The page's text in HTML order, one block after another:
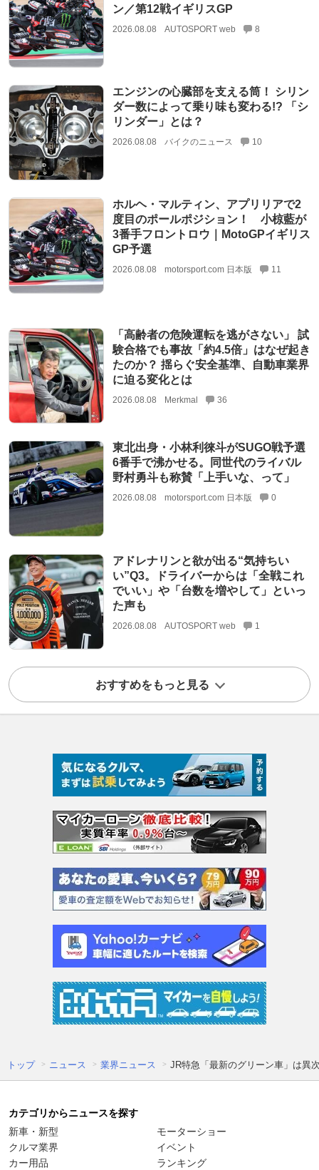
ン／第12戦イギリスGP
2026.08.08 AUTOSPORT web 8
エンジンの心臓部を支える筒！ シリン
ダー数によって乗り味も変わる!? 「シ
リンダー」とは？
2026.08.08 バイクのニュース 10
ホルヘ・マルティン、アプリリアで2
度目のポールポジション！ 小椋藍が
3番手フロントロウ｜MotoGPイギリス
GP予選
2026.08.08 motorsport.com 日本版 11
「高齢者の危険運転を逃がさない」 試
験合格でも事故「約4.5倍」はなぜ起き
たのか？ 揺らぐ安全基準、自動車業界
に迫る変化とは
2026.08.08 Merkmal 36
東北出身・小林利徠斗がSUGO戦予選
6番手で沸かせる。同世代のライバル
野村勇斗も称賛「上手いな、って」
2026.08.08 motorsport.com 日本版 0
アドレナリンと欲が出る“気持ちい
い”Q3。ドライバーからは「全戦これ
でいい」や「台数を増やして」といっ
た声も
2026.08.08 AUTOSPORT web 1
おすすめをもっと見る
トップ ニュース 業界ニュース JR特急「最新のグリーン車」は異
カテゴリからニュースを探す
新車・新型
クルマ業界
カー用品
モーターショー
イベント
ランキング